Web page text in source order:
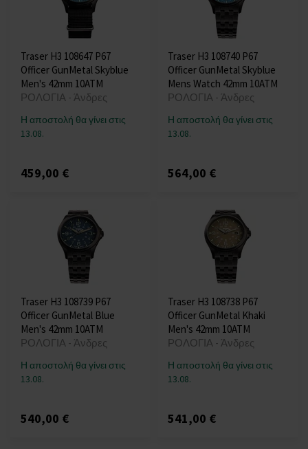
Traser H3 108647 P67
Officer GunMetal Skyblue
Men's 42mm 10ATM
ΡΟΛΟΓΙΑ - Άνδρες
Η αποστολή θα γίνει στις
13.08.
459,00 €
Traser H3 108740 P67
Officer GunMetal Skyblue
Mens Watch 42mm 10ATM
ΡΟΛΟΓΙΑ - Άνδρες
Η αποστολή θα γίνει στις
13.08.
564,00 €
Traser H3 108739 P67
Officer GunMetal Blue
Men's 42mm 10ATM
ΡΟΛΟΓΙΑ - Άνδρες
Η αποστολή θα γίνει στις
13.08.
540,00 €
Traser H3 108738 P67
Officer GunMetal Khaki
Men's 42mm 10ATM
ΡΟΛΟΓΙΑ - Άνδρες
Η αποστολή θα γίνει στις
13.08.
541,00 €